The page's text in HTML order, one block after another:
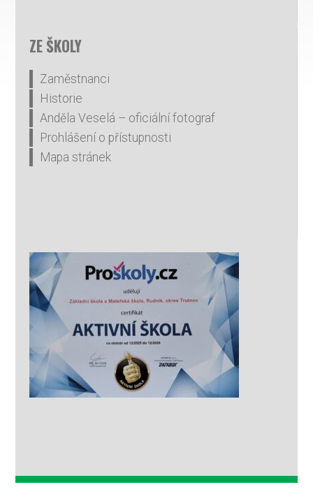
ZE ŠKOLY
Zaměstnanci
Historie
Anděla Veselá – oficiální fotograf
Prohlášení o přístupnosti
Mapa stránek